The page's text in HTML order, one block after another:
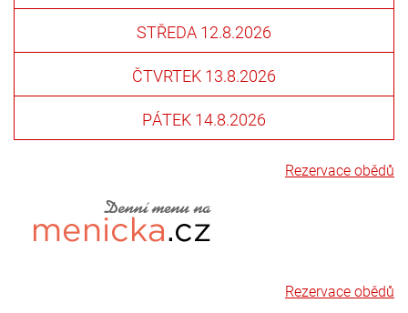
STŘEDA 12.8.2026
ČTVRTEK 13.8.2026
PÁTEK 14.8.2026
Rezervace obědů
Rezervace obědů